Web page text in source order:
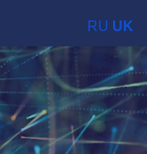
RU UK